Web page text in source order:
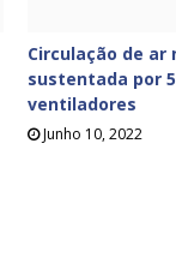
Circulação de ar
sustentada por
ventiladores
Junho 10, 2022